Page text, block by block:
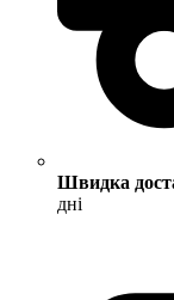
Швидка
дні